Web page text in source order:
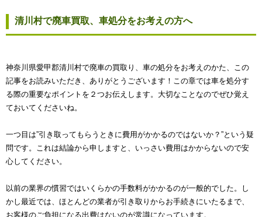
清川村で廃車買取、車処分をお考えの方へ
神奈川県愛甲郡清川村で廃車の買取り、車の処分をお考えのかた、この
記事をお読みいただき、ありがとうございます！この章では車を処分す
る際の重要なポイントを２つお伝えします。大切なことなのでぜひ覚え
ておいてくださいね。
一つ目は”引き取ってもらうときに費用がかかるのではないか？”という疑
問です。これは結論から申しますと、いっさい費用はかからないので安
心してください。
以前の業界の慣習ではいくらかの手数料がかかるのが一般的でした。し
かし最近では、ほとんどの業者が引き取りからお手続きにいたるまで、
お客様のご負担になる出費はないのが常識になっています。